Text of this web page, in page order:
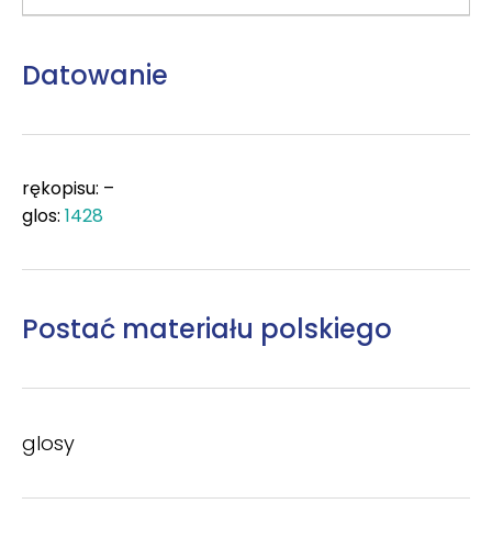
Datowanie
rękopisu: –
glos: 1428
Postać materiału polskiego
glosy